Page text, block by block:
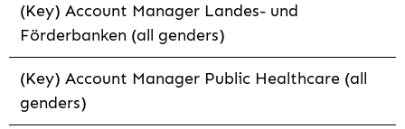
(Key) Account Manager Landes- und
Förderbanken (all genders)
(Key) Account Manager Public Healthcare (all
genders)